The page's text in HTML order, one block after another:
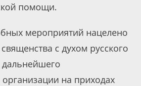
помощи.
мероприятий нацелено
с духом русского
дальнейшего
на приходах